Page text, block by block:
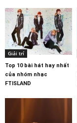
Giải trí
Top 10 bài hát hay nhất
của nhóm nhạc
FTISLAND